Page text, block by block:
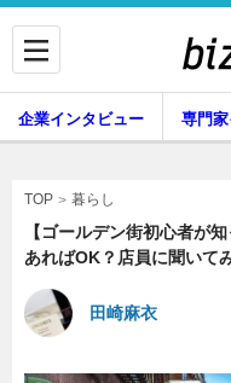
企業インタビュー 専門
TOP 暮らし
【ゴールデン街初心者が
あればOK？店員に聞いて
田崎麻衣